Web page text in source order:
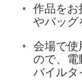
作品をお
やバッグ
会場で使
ので、電
バイルタ